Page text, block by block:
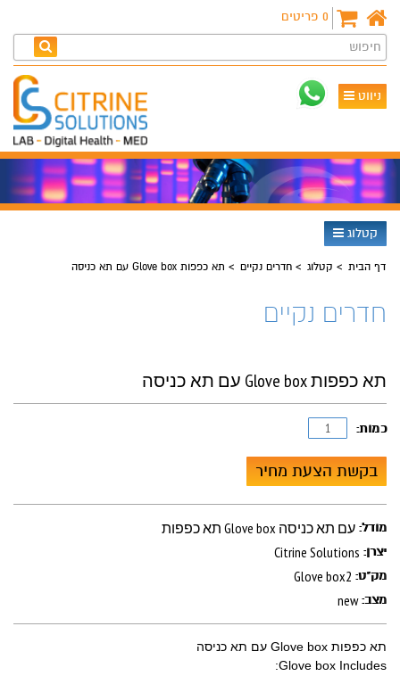
0 פריטים
חיפוש
ניווט
קטלוג
דף הבית קטלוג חדרים נקיים תא כפפות Glove box עם תא כניסה
חדרים נקיים
תא כפפות Glove box עם תא כניסה
כמות:
בקשת הצעת מחיר
מודל: תא כפפות Glove box עם תא כניסה
יצרן: Citrine Solutions
מק"ט: Glove box2
מצב: new
תא כפפות Glove box עם תא כניסה
Glove box Includes: